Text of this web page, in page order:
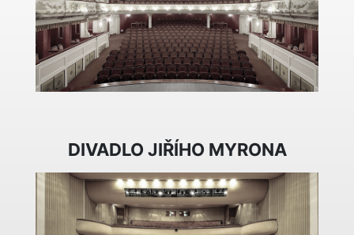
DIVADLO JIŘÍHO MYRONA